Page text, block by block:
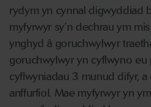
rydym yn cynnal digwyddiad
myfyrwyr sy’n dechrau ym
ynghyd â goruchwylwyr
goruchwylwyr yn cyflwyno eu
cyflwyniadau 3 munud difyr,
anffurfiol. Mae myfyrwyr yn